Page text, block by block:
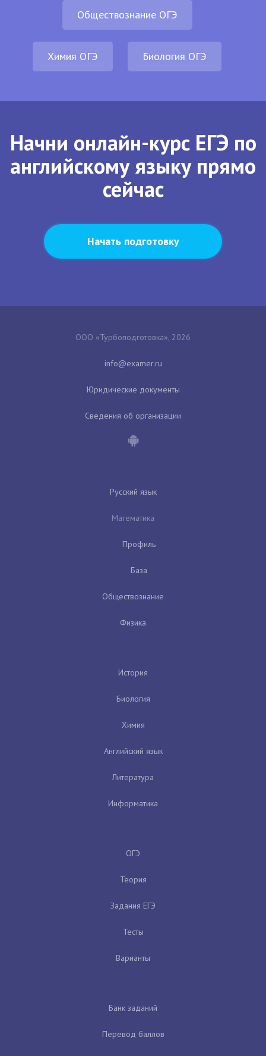
Обществознание ОГЭ
Химия ОГЭ Биология ОГЭ
Начни онлайн-курс ЕГЭ по
английскому языку прямо
сейчас
Начать подготовку
ООО «Турбоподготовка», 2026
Юридические документы
Сведения об организации
Русский язык
Математика
Профиль
База
Обществознание
Физика
История
Биология
Химия
Английский язык
Литература
Информатика
ОГЭ
Теория
Задания ЕГЭ
Тесты
Варианты
Банк заданий
Перевод баллов